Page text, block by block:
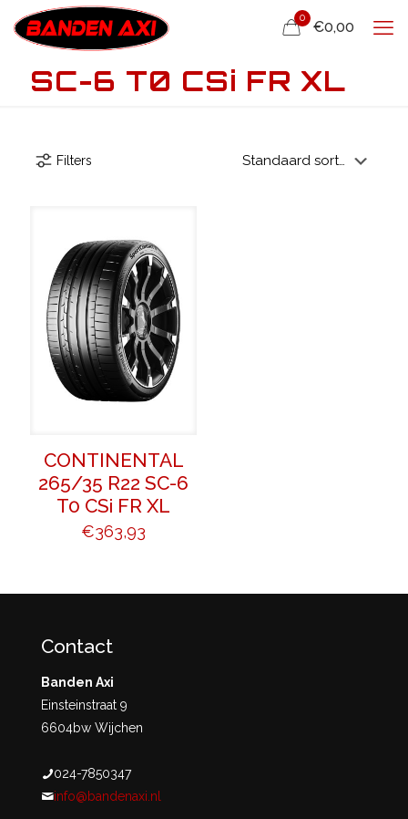
0
€0,00
SC-6 T0 CSi FR XL
Filters
CONTINENTAL
265/35 R22 SC-6
T0 CSi FR XL
€363,93
Contact
Banden Axi
Einsteinstraat 9
6604bw Wijchen
024-7850347
info@bandenaxi.nl